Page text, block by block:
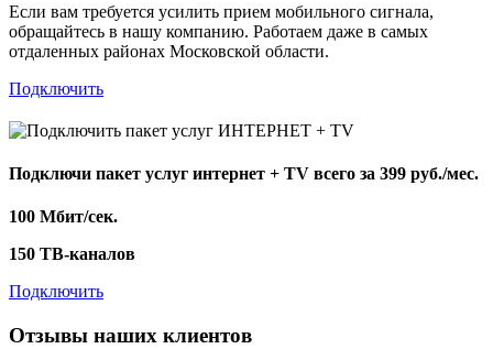
Если вам требуется усилить прием мобильного сигнала,
обращайтесь в нашу компанию. Работаем даже в самых
отдаленных районах Московской области.
Подключить
Подключи пакет услуг интернет + TV всего за 399 руб./мес.
100 Мбит/сек.
150 ТВ-каналов
Подключить
Отзывы наших клиентов